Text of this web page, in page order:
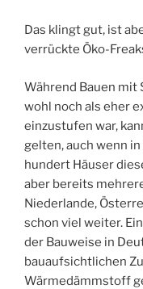
Das klingt gut, ist
verrückte Öko-
Während Bauen mit
wohl noch als eher
einzustufen war,
gelten, auch wenn
hundert Häuser
aber bereits
Niederlande,
schon viel weiter.
der Bauweise in
bauaufsichtlichen
Wärmedämmstoff